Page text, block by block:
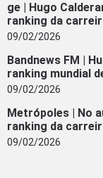
ge | Hugo
ranking da
09/02/2026
Bandnews FM |
ranking mundial
09/02/2026
Metrópoles | No
ranking da
09/02/2026